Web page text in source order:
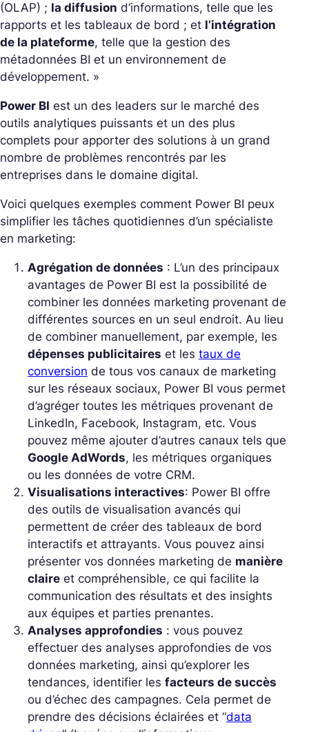
(OLAP) ; la diffusion d’informations, telle que les
rapports et les tableaux de bord ; et l’intégration
de la plateforme, telle que la gestion des
métadonnées BI et un environnement de
développement. »
Power BI est un des leaders sur le marché des
outils analytiques puissants et un des plus
complets pour apporter des solutions à un grand
nombre de problèmes rencontrés par les
entreprises dans le domaine digital.
Voici quelques exemples comment Power BI peux
simplifier les tâches quotidiennes d’un spécialiste
en marketing:
Agrégation de données : L’un des principaux
avantages de Power BI est la possibilité de
combiner les données marketing provenant de
différentes sources en un seul endroit. Au lieu
de combiner manuellement, par exemple, les
dépenses publicitaires et les taux de
conversion de tous vos canaux de marketing
sur les réseaux sociaux, Power BI vous permet
d’agréger toutes les métriques provenant de
LinkedIn, Facebook, Instagram, etc. Vous
pouvez même ajouter d’autres canaux tels que
Google AdWords, les métriques organiques
ou les données de votre CRM.
Visualisations interactives: Power BI offre
des outils de visualisation avancés qui
permettent de créer des tableaux de bord
interactifs et attrayants. Vous pouvez ainsi
présenter vos données marketing de manière
claire et compréhensible, ce qui facilite la
communication des résultats et des insights
aux équipes et parties prenantes.
Analyses approfondies : vous pouvez
effectuer des analyses approfondies de vos
données marketing, ainsi qu’explorer les
tendances, identifier les facteurs de succès
ou d’échec des campagnes. Cela permet de
prendre des décisions éclairées et “data